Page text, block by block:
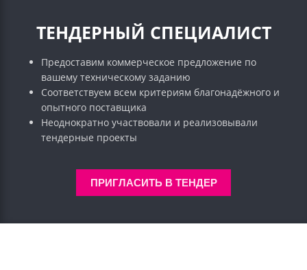
ТЕНДЕРНЫЙ СПЕЦИАЛИСТ
Предоставим коммерческое предложение по
вашему техническому заданию
Соответствуем всем критериям благонадёжного и
опытного поставщика
Неоднократно участвовали и реализовывали
тендерные проекты
ПРИГЛАСИТЬ В ТЕНДЕР